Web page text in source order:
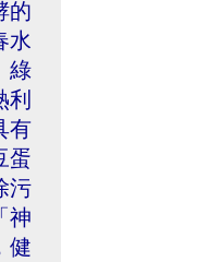
的
水
綠
利
有
蛋
污
神
健